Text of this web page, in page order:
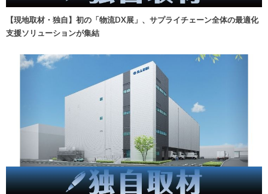
【現地取材・独自】初の「物流DX展」、サプライチェーン全体の最適化
支援ソリューションが集結